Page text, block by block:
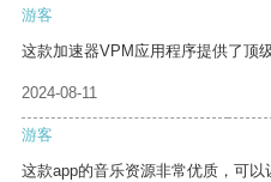
游客
这款加速器VPM应用程序提供了顶
2024-08-11
游客
这款app的音乐资源非常优质，可以